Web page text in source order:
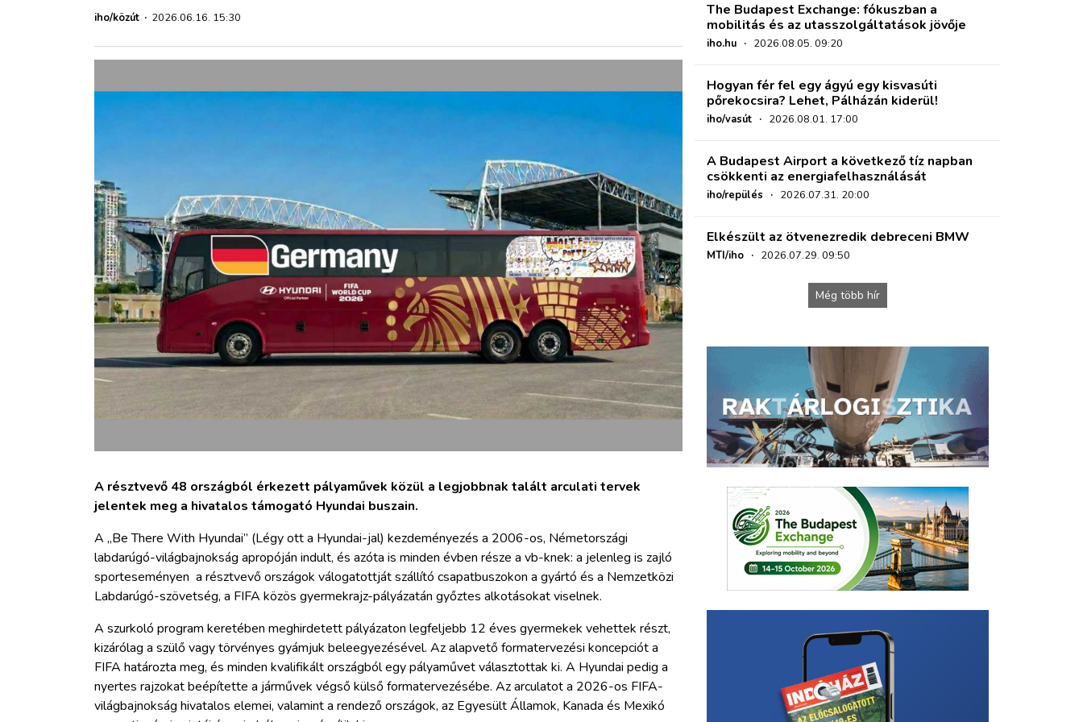
HAJÓZÁS
WEBSHOP
BELÉPÉS
REGISZTRÁCIÓ
iho/közút · 2026.06.16. 15:30
A résztvevő 48 országból érkezett pályaművek közül a legjobbnak talált arculati tervek
jelentek meg a hivatalos támogató Hyundai buszain.
A „Be There With Hyundai” (Légy ott a Hyundai-jal) kezdeményezés a 2006-os, Németországi
labdarúgó-világbajnokság apropóján indult, és azóta is minden évben része a vb-knek: a jelenleg is zajló
sporteseményen a résztvevő országok válogatottját szállító csapatbuszokon a gyártó és a Nemzetközi
Labdarúgó-szövetség, a FIFA közös gyermekrajz-pályázatán győztes alkotásokat viselnek.
A szurkoló program keretében meghirdetett pályázaton legfeljebb 12 éves gyermekek vehettek részt,
kizárólag a szülő vagy törvényes gyámjuk beleegyezésével. Az alapvető formatervezési koncepciót a
FIFA határozta meg, és minden kvalifikált országból egy pályaművet választottak ki. A Hyundai pedig a
nyertes rajzokat beépítette a járművek végső külső formatervezésébe. Az arculatot a 2026-os FIFA-
világbajnokság hivatalos elemei, valamint a rendező országok, az Egyesült Államok, Kanada és Mexikó
The Budapest Exchange: fókuszban a
mobilitás és az utasszolgáltatások jövője
iho.hu · 2026.08.05. 09:20
Hogyan fér fel egy ágyú egy kisvasúti
pőrekocsira? Lehet, Pálházán kiderül!
iho/vasút · 2026.08.01. 17:00
A Budapest Airport a következő tíz napban
csökkenti az energiafelhasználását
iho/repülés · 2026.07.31. 20:00
Elkészült az ötvenezredik debreceni BMW
MTI/iho · 2026.07.29. 09:50
Még több hír